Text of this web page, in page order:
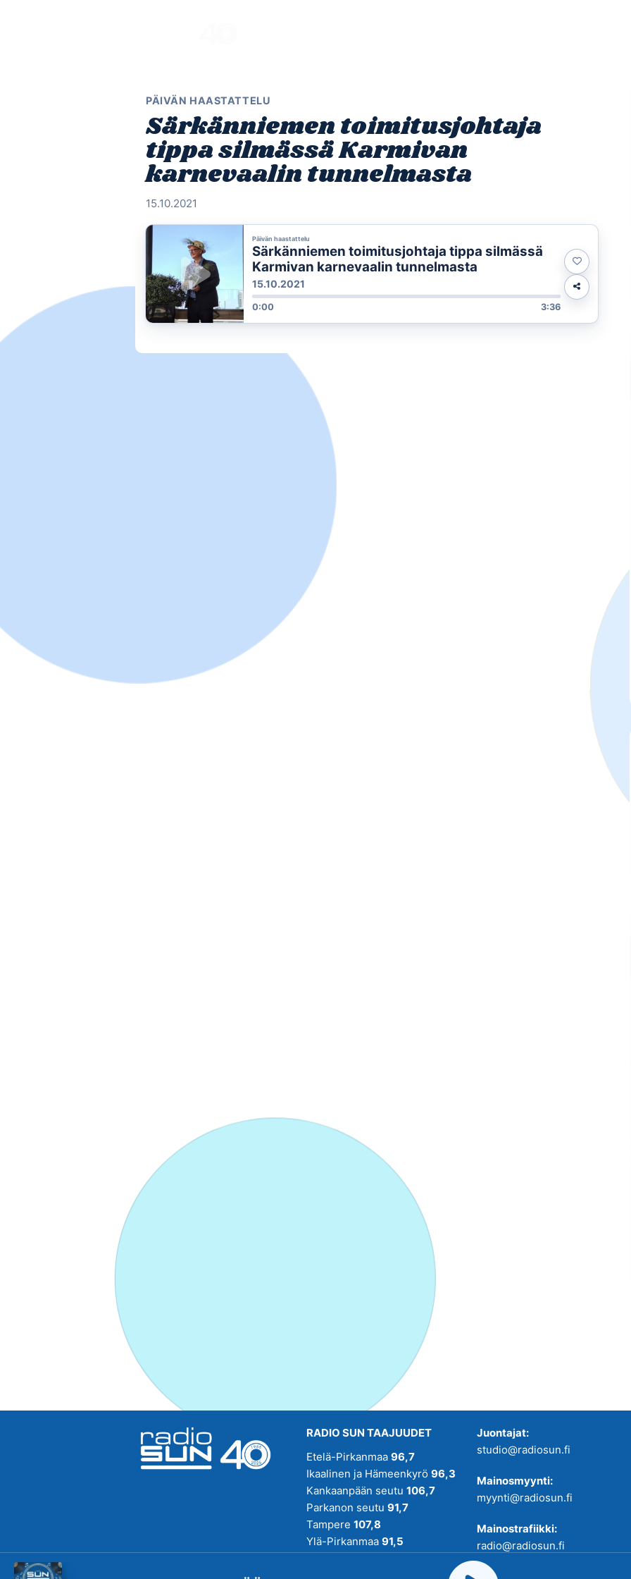
PÄIVÄN HAASTATTELU
Särkänniemen toimitusjohtaja
tippa silmässä Karmivan
karnevaalin tunnelmasta
15.10.2021
Päivän haastattelu
Särkänniemen toimitusjohtaja tippa silmässä
Karmivan karnevaalin tunnelmasta
15.10.2021
0:00 3:36
RADIO SUN TAAJUUDET
Etelä-Pirkanmaa 96,7
Ikaalinen ja Hämeenkyrö 96,3
Kankaanpään seutu 106,7
Parkanon seutu 91,7
Tampere 107,8
Ylä-Pirkanmaa 91,5
Pirmedioita.
Juontajat:
studio@radiosun.fi
Mainosmyynti:
myynti@radiosun.fi
Mainostrafiikki:
radio@radiosun.fi